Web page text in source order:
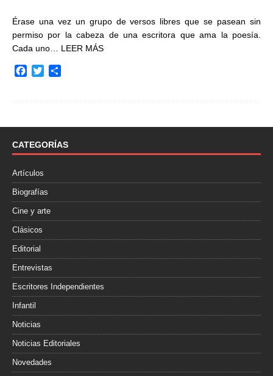
Érase una vez un grupo de versos libres que se pasean sin
permiso por la cabeza de una escritora que ama la poesía.
Cada uno… LEER MÁS
o
k
r
t
i
CATEGORÍAS
Artículos
Biografías
Cine y arte
Clásicos
Editorial
Entrevistas
Escritores Independientes
Infantil
Noticias
Noticias Editoriales
Novedades